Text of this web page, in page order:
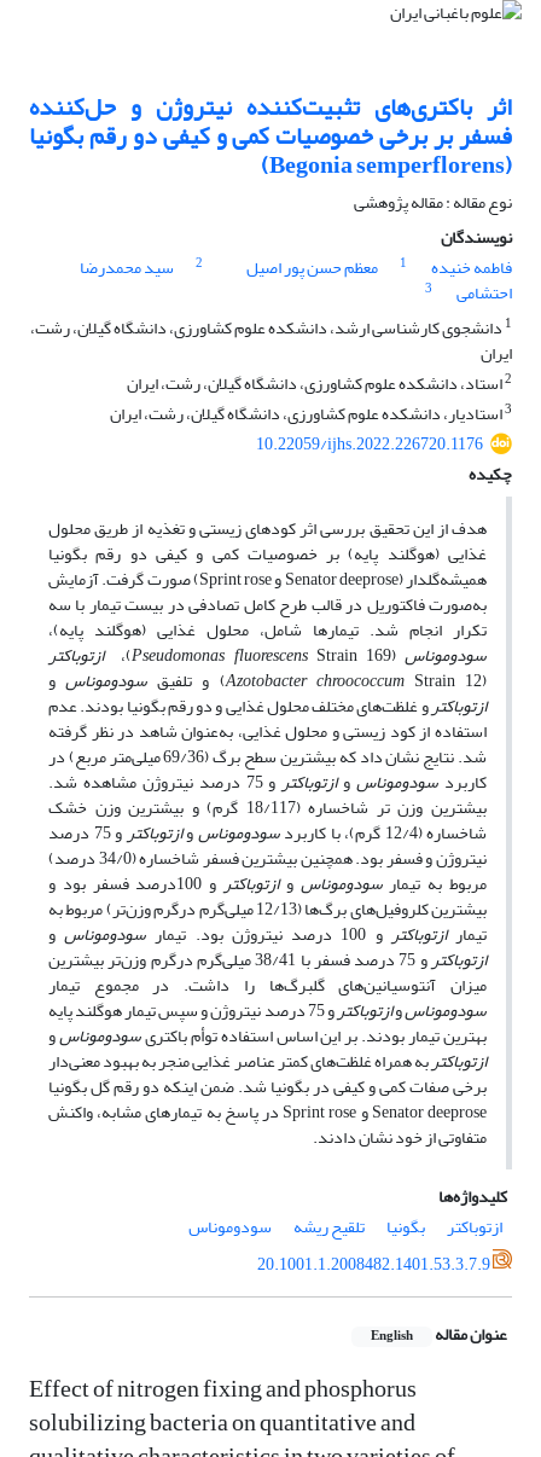
اثر باکتری‌های تثبیت‌کننده نیتروژن و حل‌کننده
فسفر بر برخی خصوصیات کمی و کیفی دو رقم ‏بگونیا
(‏Begonia semperflorens‏)‏
نوع مقاله : مقاله پژوهشی
نویسندگان
فاطمه خنیده
1 معظم حسن پور اصیل 2 سید محمدرضا
احتشامی
3
1 دانشجوی کارشناسی ارشد، دانشکده علوم کشاورزی، دانشگاه گیلان، رشت،
ایران
2استاد، دانشکده علوم کشاورزی، دانشگاه گیلان، رشت، ایران
3استادیار، دانشکده علوم کشاورزی، دانشگاه گیلان، رشت، ایران
10.22059/ijhs.2022.226720.1176
چکیده
هدف از این تحقیق بررسی اثر کودهای زیستی و تغذیه از طریق محلول
غذایی (هوگلند پایه) بر خصوصیات کمی و کیفی دو رقم بگونیا
همیشه‌گلدار (Senator deeprose و Sprint rose) صورت گرفت. آزمایش
به‌صورت فاکتوریل در قالب طرح کامل تصادفی در بیست تیمار با سه
تکرار انجام شد. تیمارها شامل، محلول غذایی (هوگلند پایه)،
سودوموناس(
Pseudomonas fluorescensStrain 169)، ازتوباکتر
(
Azotobacter chroococcumStrain 12) و تلفیق سودوموناسو
ازتوباکترو غلظت‌های مختلف محلول غذایی و دو رقم بگونیا بودند. عدم
استفاده از کود زیستی و محلول غذایی، به‌عنوان شاهد در نظر گرفته
شد. نتایج نشان داد که بیشترین سطح برگ (69/36 میلی‌متر مربع) در
کاربرد سودوموناسوازتوباکتر و 75 درصد نیتروژن مشاهده شد.
بیشترین وزن تر شاخساره (18/117 گرم) و بیشترین وزن خشک
شاخساره (12/4 گرم)، با کاربرد سودوموناسوازتوباکتر و 75 درصد
نیتروژن و فسفر بود. همچنین بیشترین فسفر شاخساره (34/0 درصد)
مربوط به تیمارسودوموناس وازتوباکتر و 100درصد فسفر بود و
بیشترین کلروفیل‌های برگ‌ها (12/13 میلی‌گرم ‌درگرم ‌وزن‌تر) مربوط به
تیمارازتوباکترو 100 درصد نیتروژن بود. تیمار سودوموناسو
ازتوباکتر و 75 درصد فسفر با 38/41 میلی‌گرم ‌درگرم ‌وزن‌تر بیشترین
میزان آنتوسیانین‌های گلبرگ‌ها را داشت. در مجموع تیمار
سودوموناسوازتوباکترو 75 درصد نیتروژن و سپس تیمار هوگلند پایه
بهترین تیمار بودند. بر این اساس استفاده توأم باکتریسودوموناسو
ازتوباکتربه همراه غلظت‌های کمتر عناصر غذایی منجر به بهبود معنی‌دار
برخی صفات کمی و کیفی در بگونیا شد. ضمن اینکه دو رقم گل بگونیا
Senator deeprose و Sprint rose در پاسخ به تیمارهای مشابه، واکنش
متفاوتی از خود نشان دادند.
کلیدواژه‌ها
ازتوباکتر
بگونیا تلقیح ریشه
سودوموناس
20.1001.1.2008482.1401.53.3.7.9
عنوان مقاله English
Effect of nitrogen fixing and phosphorus
solubilizing bacteria on quantitative and